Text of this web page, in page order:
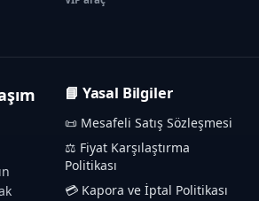
📘 Yasal Bilgiler
📜 Mesafeli Satış Sözleşmesi
⚖️ Fiyat Karşılaştırma
Politikası
💳 Kapora ve İptal Politikası